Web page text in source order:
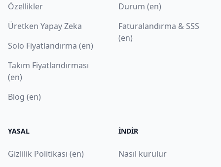
Özellikler
Üretken Yapay Zeka
Solo Fiyatlandırma (en)
Takım Fiyatlandırması
(en)
Blog (en)
Durum (en)
Faturalandırma & SSS
(en)
YASAL
Gizlilik Politikası (en)
İNDIR
Nasıl kurulur